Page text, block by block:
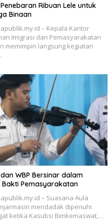
Ribuan Lele untuk
Binaan
– Kepala Kantor
Imigrasi dan Pemasyarakatan
memimpin langsung kegiatan
WBP Bersinar dalam
Pemasyarakatan
– Suasana Aula
mendadak dipenuhi
ketika Kasubsi Bimkemaswat,…